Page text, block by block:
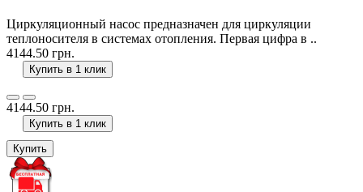
Циркуляционный насос предназначен для циркуляции
теплоносителя в системах отопления. Первая цифра в ..
4144.50 грн.
Купить в 1 клик
4144.50 грн.
Купить в 1 клик
Купить